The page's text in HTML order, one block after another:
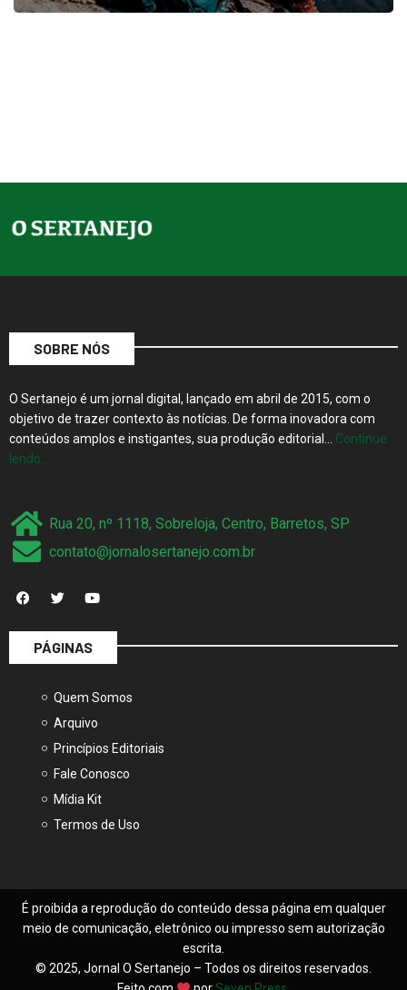
SOBRE NÓS
O Sertanejo é um jornal digital, lançado em abril de 2015, com o
objetivo de trazer contexto às notícias. De forma inovadora com
conteúdos amplos e instigantes, sua produção editorial… Continue
lendo…
Rua 20, nº 1118, Sobreloja, Centro, Barretos, SP
contato@jornalosertanejo.com.br
PÁGINAS
Quem Somos
Arquivo
Princípios Editoriais
Fale Conosco
Mídia Kit
Termos de Uso
É proibida a reprodução do conteúdo dessa página em qualquer
meio de comunicação, eletrônico ou impresso sem autorização
escrita.
© 2025, Jornal O Sertanejo – Todos os direitos reservados.